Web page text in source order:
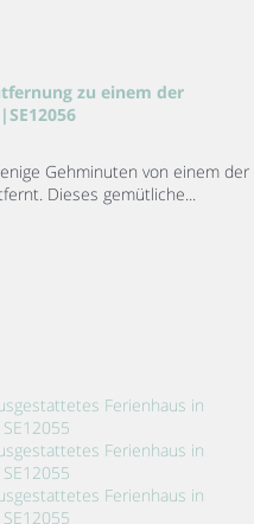
zu einem der
Gehminuten von einem der
Dieses gemütliche...